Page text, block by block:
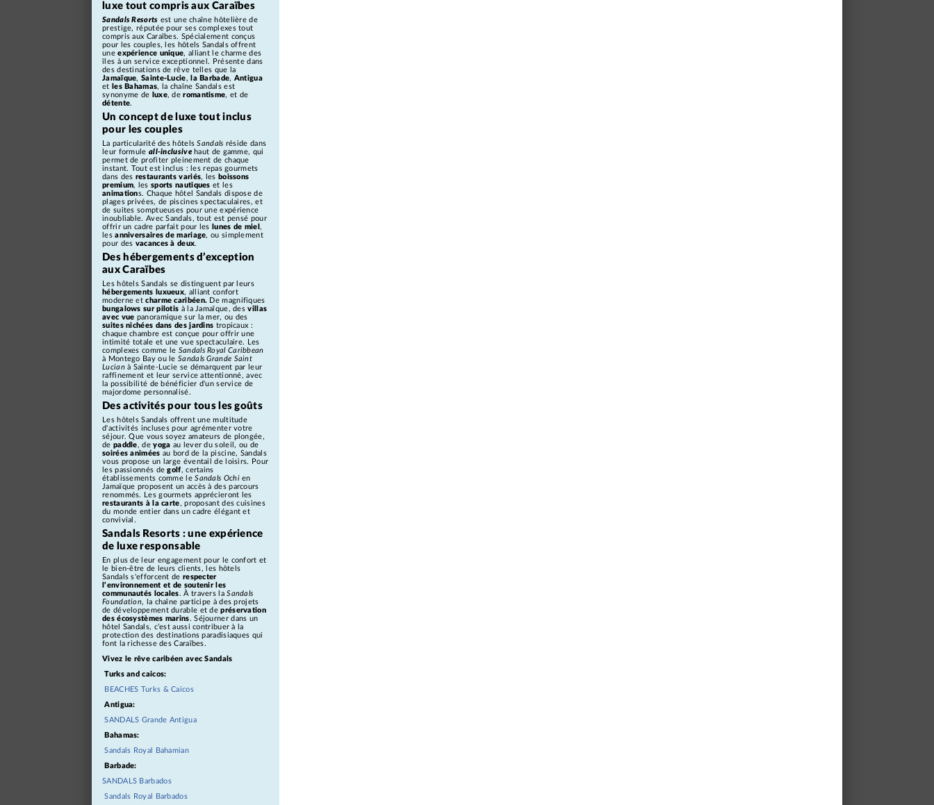
luxe tout compris aux Caraïbes
Sandals Resorts est une chaîne hôtelière de
prestige, réputée pour ses complexes tout
compris aux Caraïbes. Spécialement conçus
pour les couples, les hôtels Sandals offrent
uneexpérience unique, alliant le charme des
îles à un service exceptionnel. Présente dans
des destinations de rêve telles que la
Jamaïque, Sainte-Lucie, la Barbade, Antigua
et
les Bahamas, la chaîne Sandals est
synonyme de
luxe, deromantisme, et de
détente.
Un concept de luxe tout inclus
pour les couples
La particularité des hôtelsSandals réside dans
leur formule all-inclusivehaut de gamme, qui
permet de profiter pleinement de chaque
instant. Tout est inclus : les repas gourmets
dans des restaurants variés, les boissons
premium, les sports nautiques et les
animations. Chaque hôtel Sandals dispose de
plages privées, de piscines spectaculaires, et
de suites somptueuses pour une expérience
inoubliable. Avec Sandals, tout est pensé pour
offrir un cadre parfait pour les
lunes de miel ,
lesanniversaires de mariage, ou simplement
pour des vacances à deux.
Des hébergements d’exception
aux Caraïbes
Les hôtels Sandals se distinguent par leurs
hébergements luxueux, alliant confort
moderne etcharme caribéen. De magnifiques
bungalows sur pilotis à la Jamaïque, desvillas
avec vue panoramique sur la mer, ou des
suites nichées dans des jardins tropicaux :
chaque chambre est conçue pour offrir une
intimité totale et une vue spectaculaire. Les
complexes comme le Sandals Royal Caribbean
à Montego Bay ou leSandals Grande Saint
Lucianà Sainte-Lucie se démarquent par leur
raffinement et leur service attentionné, avec
la possibilité de bénéficier d'un service de
majordome personnalisé.
Des activités pour tous les goûts
Les hôtels Sandals offrent une multitude
d'activités incluses pour agrémenter votre
séjour. Que vous soyez amateurs de plongée,
de paddle, deyoga au lever du soleil, ou de
soirées animées au bord de la piscine, Sandals
vous propose un large éventail de loisirs. Pour
les passionnés degolf, certains
établissements comme leSandals Ochien
Jamaïque proposent un accès à des parcours
renommés. Les gourmets apprécieront les
restaurants à la carte, proposant des cuisines
du monde entier dans un cadre élégant et
convivial.
Sandals Resorts : une expérience
de luxe responsable
En plus de leur engagement pour le confort et
le bien-être de leurs clients, les hôtels
Sandals s'efforcent de respecter
l’environnement et de soutenir les
communautés locales. À travers laSandals
Foundation, la chaîne participe à des projets
de développement durable et depréservation
des écosystèmes marins. Séjourner dans un
hôtel Sandals, c’est aussi contribuer à la
protection des destinations paradisiaques qui
font la richesse des Caraïbes.
Vivez le rêve caribéen avec Sandals
Turks and caicos:
BEACHES Turks & Caicos
Antigua:
SANDALS Grande Antigua
Bahamas:
Sandals Royal Bahamian
Barbade:
SANDALS Barbados
Sandals Royal Barbados